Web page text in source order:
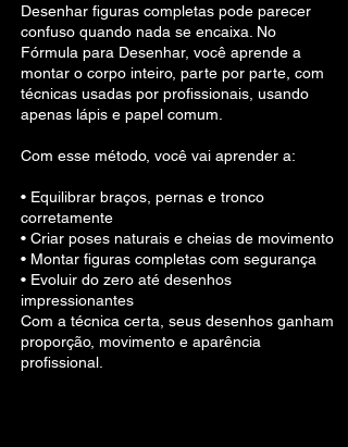
Desenhar figuras completas pode parecer
confuso quando nada se encaixa. No
Fórmula para Desenhar, você aprende a
montar o corpo inteiro, parte por parte, com
técnicas usadas por profissionais, usando
apenas lápis e papel comum.
Com esse método, você vai aprender a:
• Equilibrar braços, pernas e tronco
corretamente
• Criar poses naturais e cheias de movimento
• Montar figuras completas com segurança
• Evoluir do zero até desenhos
impressionantes
Com a técnica certa, seus desenhos ganham
proporção, movimento e aparência
profissional.